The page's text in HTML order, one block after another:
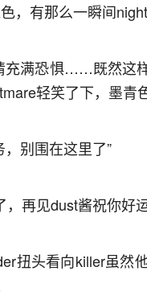
，有那么一瞬间night
充满恐惧……既然这
轻笑了下，墨青
别围在这里了”
，再见dust酱祝你好
扭头看向killer虽